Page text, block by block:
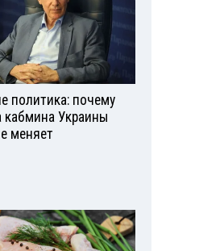
политика: почему
кабмина Украины
меняет